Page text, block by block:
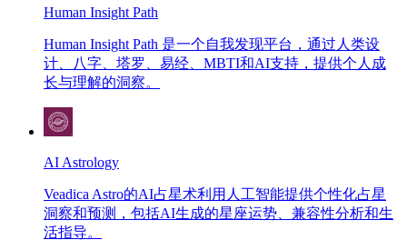
Human Insight Path
Human Insight Path 是一个自我发现平台，通过人类设
计、八字、塔罗、易经、MBTI和AI支持，提供个人成
长与理解的洞察。
AI Astrology
Veadica Astro的AI占星术利用人工智能提供个性化占星
洞察和预测，包括AI生成的星座运势、兼容性分析和生
活指导。